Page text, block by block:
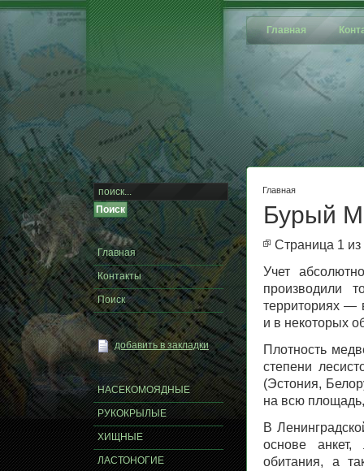
Главная
Главная
Бурый
Страница 1 из
Учет
производили
территориях —
и в некоторых
Плотность
степени
(Эстония,
на всю
В
основе анкет,
обитания, а
Главная
Контакты
Поиск
добавить в закладки
НАСЕКОМОЯДНЫЕ
РУКОКРЫЛЫЕ
ХИЩНЫЕ
ЛАСТОНОГИЕ